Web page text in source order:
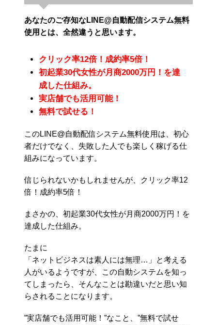
あなたのご存知なLINE@自動配信システム無料
使用とは、全然違うと思います。
クリック率12倍！成約率5倍！
初起業30代女性が月商2000万円！を達
成した仕組み。
実店舗でも活用可能！
無料で試せる！
このLINE@自動配信システム無料使用は、初心
者だけでなく、失敗した人でも楽しく稼げる仕
組みになっています。
信じられないかもしれませんが、クリック率12
倍！成約率5倍！
まさかの、初起業30代女性が月商2000万円！を
達成した仕組み。
たまに
「ネットビジネスは素人には無理…」と考える
人がいるようですが、この自動システムを知っ
てしまったら、そんなことは勘違いだと思い知
らされることになります。
”実店舗でも活用可能！”なこと、”無料で試せ